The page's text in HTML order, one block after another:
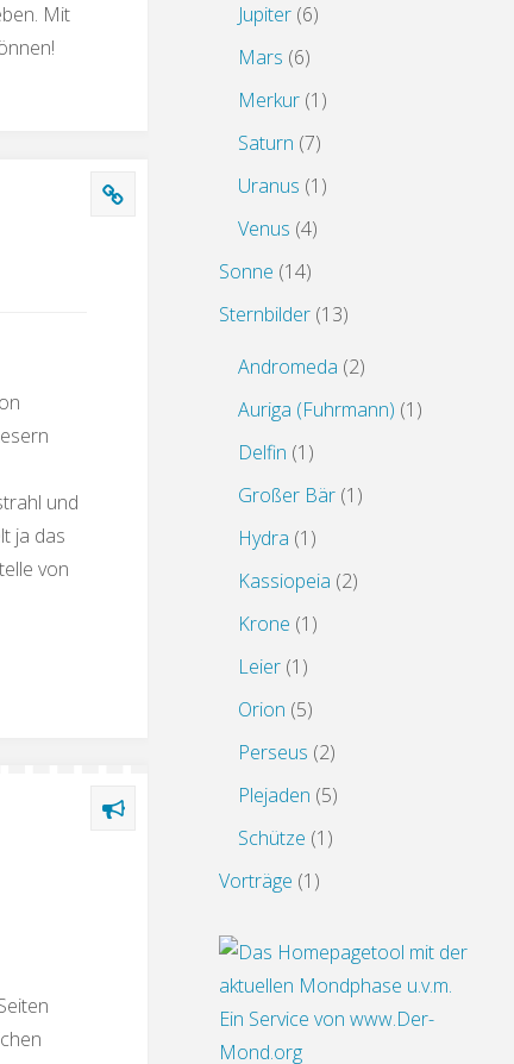
Mit
und
ja das
von
Jupiter (6)
Mars (6)
Merkur (1)
Saturn (7)
Uranus (1)
Venus (4)
Sonne (14)
Sternbilder (13)
Andromeda (2)
Auriga (Fuhrmann) (1)
Delfin (1)
Großer Bär (1)
Hydra (1)
Kassiopeia (2)
Krone (1)
Leier (1)
Orion (5)
Perseus (2)
Plejaden (5)
Schütze (1)
Vorträge (1)
Ein Service von www.Der-
Mond.org